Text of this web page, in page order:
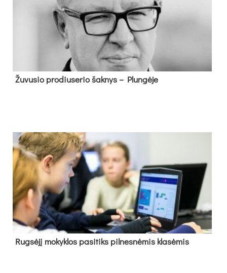
Žu­vu­sio pro­diu­se­rio šak­nys – Plun­gė­je
Rug­sė­jį mo­kyk­los pa­si­tiks pil­nes­nė­mis kla­sė­mis